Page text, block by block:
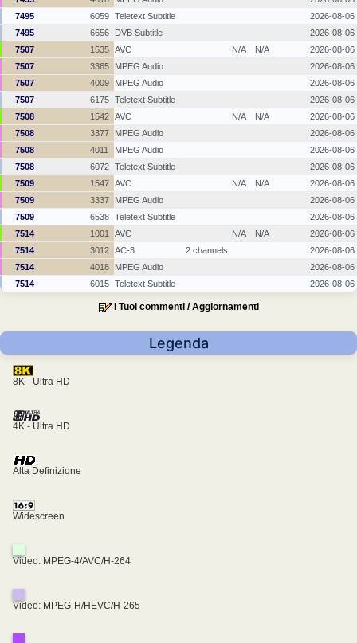
7495
6059 Teletext Subtitle
2026-08-06
7495
6656 DVB Subtitle
2026-08-06
7507
1535 AVC N/A N/A
2026-08-06
7507
3365 MPEG Audio
2026-08-06
7507
4009 MPEG Audio
2026-08-06
7507
6175 Teletext Subtitle
2026-08-06
7508
1542 AVC N/A N/A
2026-08-06
7508
3377 MPEG Audio
2026-08-06
7508
4011 MPEG Audio
2026-08-06
7508
6072 Teletext Subtitle
2026-08-06
7509
1547 AVC N/A N/A
2026-08-06
7509
3337 MPEG Audio
2026-08-06
7509
6538 Teletext Subtitle
2026-08-06
7514
1001 AVC N/A N/A
2026-08-06
7514
3012 AC-3 2 channels
2026-08-06
7514
4018 MPEG Audio
2026-08-06
7514
6015 Teletext Subtitle 2026-08-06
I Tuoi commenti / Aggiornamenti
Legenda
8K - Ultra HD
4K - Ultra HD
Alta Definizione
Widescreen
Video: MPEG-4/AVC/H-264
Video: MPEG-H/HEVC/H-265